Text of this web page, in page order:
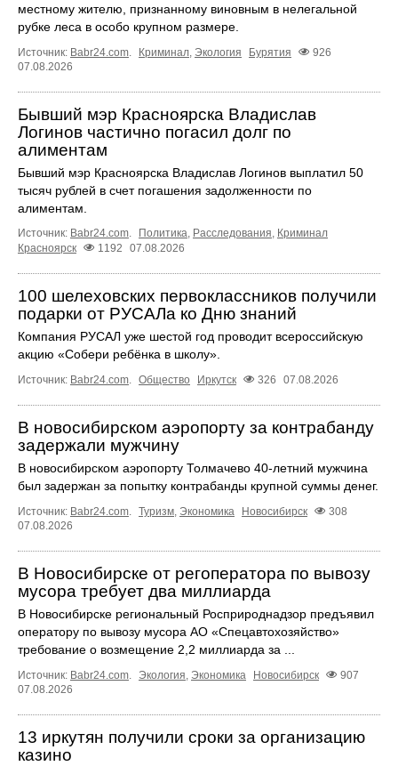
местному жителю, признанному виновным в нелегальной
рубке леса в особо крупном размере.
Источник: Babr24.com. Криминал, Экология Бурятия
926
07.08.2026
Бывший мэр Красноярска Владислав
Логинов частично погасил долг по
алиментам
Бывший мэр Красноярска Владислав Логинов выплатил 50
тысяч рублей в счет погашения задолженности по
алиментам.
Источник: Babr24.com. Политика, Расследования, Криминал
Красноярск
1192 07.08.2026
100 шелеховских первоклассников получили
подарки от РУСАЛа ко Дню знаний
Компания РУСАЛ уже шестой год проводит всероссийскую
акцию «Собери ребёнка в школу».
Источник: Babr24.com. Общество Иркутск 326 07.08.2026
В новосибирском аэропорту за контрабанду
задержали мужчину
В новосибирском аэропорту Толмачево 40-летний мужчина
был задержан за попытку контрабанды крупной суммы денег.
Источник: Babr24.com. Туризм, Экономика Новосибирск
308
07.08.2026
В Новосибирске от регоператора по вывозу
мусора требует два миллиарда
В Новосибирске региональный Росприроднадзор предъявил
оператору по вывозу мусора АО «Спецавтохозяйство»
требование о возмещение 2,2 миллиарда за ...
Источник: Babr24.com. Экология, Экономика Новосибирск
907
07.08.2026
13 иркутян получили сроки за организацию
казино